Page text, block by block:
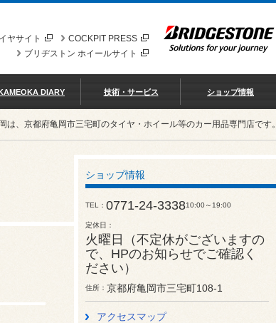
COCKPIT PRESS
ヤサイト
ブリヂストン ホイールサイト
DIARY 技術・サービス ショップ情報
は、京都府亀岡市三宅町のタイヤ・ホイール等のカー用品専門店です。
ショップ情報
TEL 0771-24-333810:00～19:00
定休日
火曜日（不定休がございますの
で、HPのお知らせでご確認く
ださい）
住所 京都府亀岡市三宅町108-1
アクセスマップ